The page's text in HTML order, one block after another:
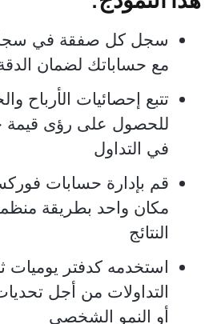
سجل كل صفقة في سجل
مع حساباتك لضمان
تتبع إحصائيات الأرباح
للحصول على رؤى قيمة
في التداول
قم بإدارة حسابات
مكان واحد بطريقة
النتائج
استخدمه كدفتر يوميات
التداولات من أجل
أو النمو الشخصي